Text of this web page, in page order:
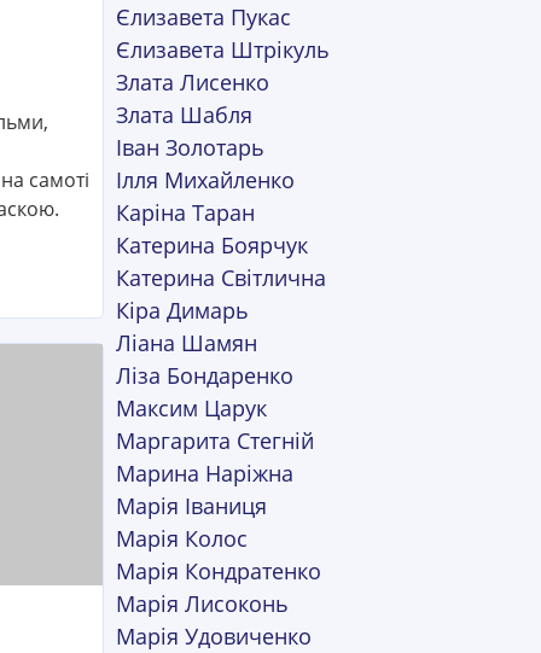
самоті
Єлизавета Пукас
Єлизавета Штрікуль
Злата Лисенко
Злата Шабля
Іван Золотарь
Ілля Михайленко
Каріна Таран
Катерина Боярчук
Катерина Світлична
Кіра Димарь
Ліана Шамян
Ліза Бондаренко
Максим Царук
Маргарита Стегній
Марина Наріжна
Марія Іваниця
Марія Колос
Марія Кондратенко
Марія Лисоконь
Марія Удовиченко